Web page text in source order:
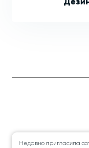
Недавно пригласила